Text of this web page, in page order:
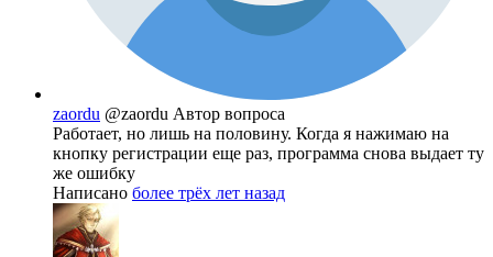
zaordu @zaordu Автор вопроса
Работает, но лишь на половину. Когда я нажимаю на
кнопку регистрации еще раз, программа снова выдает ту
же ошибку
Написано более трёх лет назад